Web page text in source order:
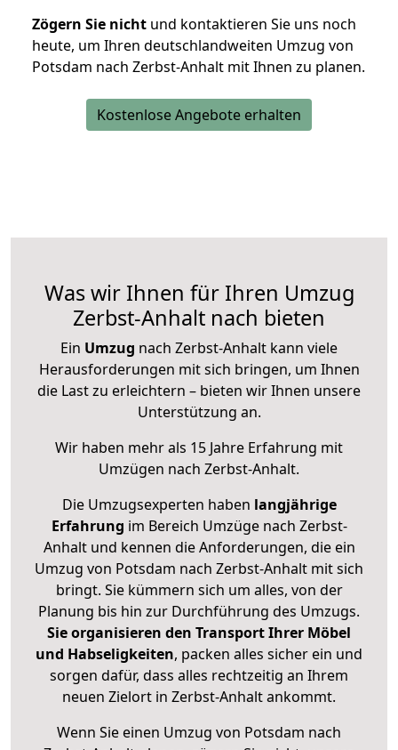
Zögern Sie nicht und kontaktieren Sie uns noch
heute, um Ihren deutschlandweiten Umzug von
Potsdam nach Zerbst-Anhalt mit Ihnen zu planen.
Kostenlose Angebote erhalten
Was wir Ihnen für Ihren Umzug
Zerbst-Anhalt nach bieten
Ein Umzug nach Zerbst-Anhalt kann viele
Herausforderungen mit sich bringen, um Ihnen
die Last zu erleichtern – bieten wir Ihnen unsere
Unterstützung an.
Wir haben mehr als 15 Jahre Erfahrung mit
Umzügen nach Zerbst-Anhalt.
Die Umzugsexperten haben langjährige
Erfahrung im Bereich Umzüge nach Zerbst-
Anhalt und kennen die Anforderungen, die ein
Umzug von Potsdam nach Zerbst-Anhalt mit sich
bringt. Sie kümmern sich um alles, von der
Planung bis hin zur Durchführung des Umzugs.
Sie organisieren den Transport Ihrer Möbel
und Habseligkeiten, packen alles sicher ein und
sorgen dafür, dass alles rechtzeitig an Ihrem
neuen Zielort in Zerbst-Anhalt ankommt.
Wenn Sie einen Umzug von Potsdam nach